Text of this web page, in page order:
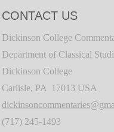
CONTACT US
Dickinson College
Department of Classical
Dickinson College
Carlisle, PA 17013 USA
(717) 245-1493